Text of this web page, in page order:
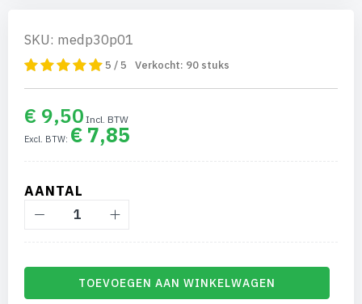
SKU: medp30p01
5 / 5 Verkocht: 90 stuks
€ 9,50
€ 7,85
AANTAL
TOEVOEGEN AAN WINKELWAGEN